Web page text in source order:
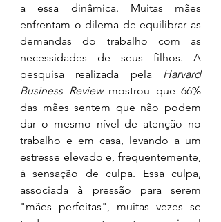
a essa dinâmica. Muitas mães
enfrentam o dilema de equilibrar as
demandas do trabalho com as
necessidades de seus filhos. A
pesquisa realizada pela Harvard
Business Review mostrou que 66%
das mães sentem que não podem
dar o mesmo nível de atenção no
trabalho e em casa, levando a um
estresse elevado e, frequentemente,
à sensação de culpa. Essa culpa,
associada à pressão para serem
"mães perfeitas", muitas vezes se